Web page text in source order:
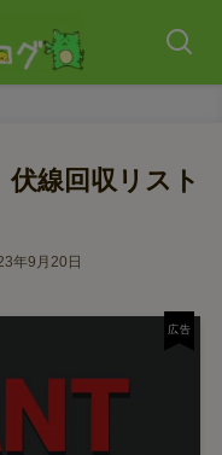
伏線回収リスト
年9月20日